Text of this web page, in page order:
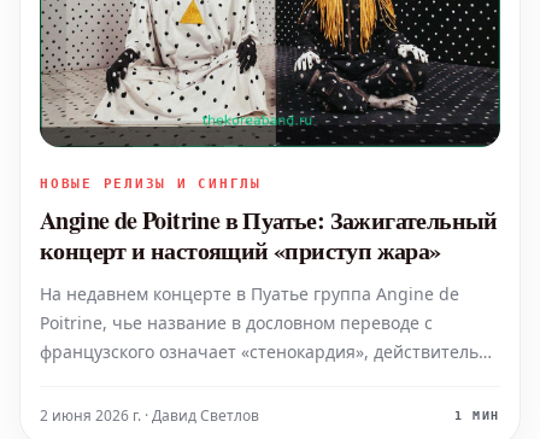
НОВЫЕ РЕЛИЗЫ И СИНГЛЫ
Angine de Poitrine в Пуатье: Зажигательный
концерт и настоящий «приступ жара»
На недавнем концерте в Пуатье группа Angine de
Poitrine, чье название в дословном переводе с
французского означает «стенокардия», действительно
самом лучшем смысле! Публика, собравшаяся, чтобы
2 июня 2026 г. · Давид Светлов 1 МИН